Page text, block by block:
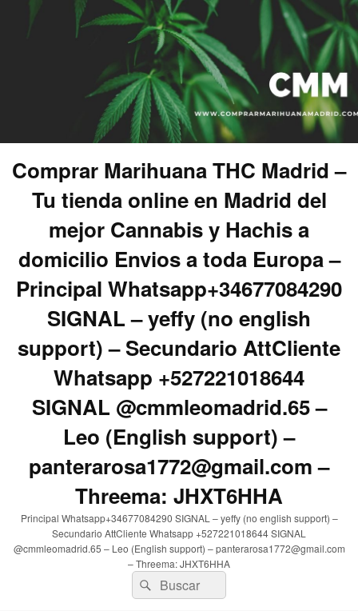
Comprar Marihuana THC Madrid –
Tu tienda online en Madrid del
mejor Cannabis y Hachis a
domicilio Envios a toda Europa –
Principal Whatsapp+34677084290
SIGNAL – yeffy (no english
support) – Secundario AttCliente
Whatsapp +527221018644
SIGNAL @cmmleomadrid.65 –
Leo (English support) –
panterarosa1772@gmail.com –
Threema: JHXT6HHA
Principal Whatsapp+34677084290 SIGNAL – yeffy (no english support) –
Secundario AttCliente Whatsapp +527221018644 SIGNAL
@cmmleomadrid.65 – Leo (English support) – panterarosa1772@gmail.com
– Threema: JHXT6HHA
Buscar
por:
Buscar